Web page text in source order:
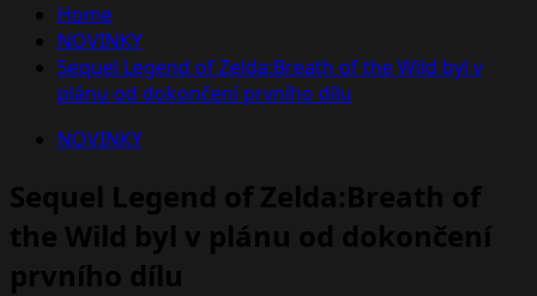
Home
NOVINKY
Sequel Legend of Zelda:Breath of the Wild byl v
plánu od dokončení prvního dílu
NOVINKY
Sequel Legend of Zelda:Breath of
the Wild byl v plánu od dokončení
prvního dílu